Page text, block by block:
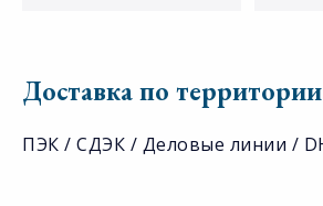
Доставка по
ПЭК / СДЭК / Деловые линии /